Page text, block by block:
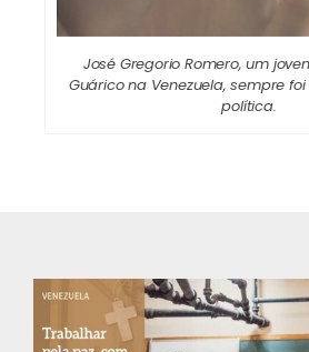
José Gregorio Romero, um
Guárico na Venezuela, sempre
política.